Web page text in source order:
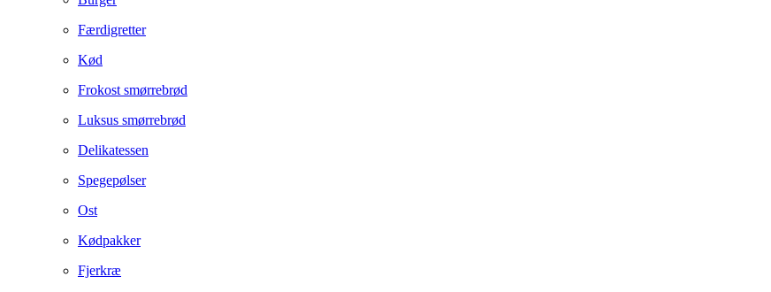
Færdigretter
Kød
Frokost smørrebrød
Luksus smørrebrød
Delikatessen
Spegepølser
Ost
Kødpakker
Fjerkræ